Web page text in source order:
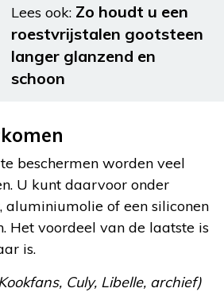
Lees ook: Zo houdt u een
roestvrijstalen gootsteen
langer glanzend en
schoon
beschermen worden veel
U kunt daarvoor onder
aluminiumolie of een siliconen
Het voordeel van de laatste is
is.
Culy, Libelle, archief)